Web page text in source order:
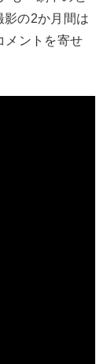
影の2か月間は
メントを寄せ